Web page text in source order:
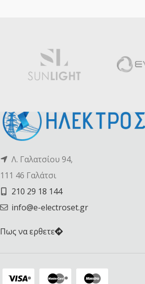
Λ. Γαλατσίου 94,
111 46 Γαλάτσι
210 29 18 144
info@e-electroset.gr
Πως να ερθετε